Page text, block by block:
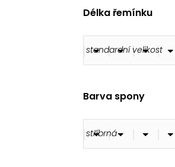
Barva spony
Délka řemínku